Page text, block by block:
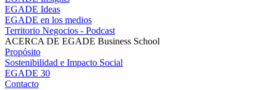
EGADE Ideas
EGADE en los medios
Territorio Negocios - Podcast
ACERCA DE EGADE Business School
Propósito
Sostenibilidad e Impacto Social
EGADE 30
Contacto